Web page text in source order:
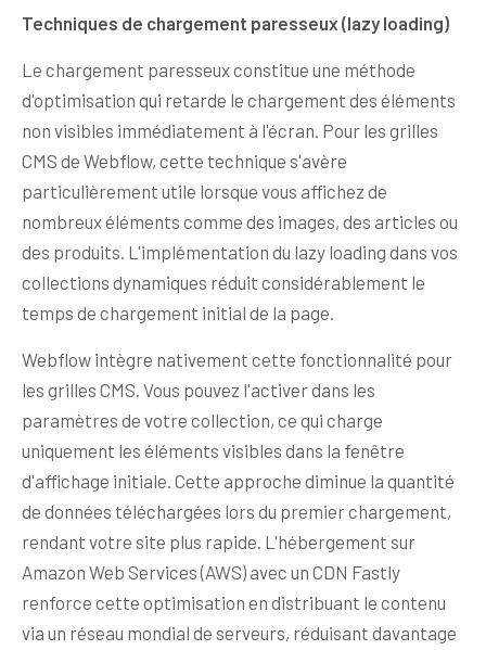
Techniques de chargement paresseux (lazy loading)
Le chargement paresseux constitue une méthode
d'optimisation qui retarde le chargement des éléments
non visibles immédiatement à l'écran. Pour les grilles
CMS de Webflow, cette technique s'avère
particulièrement utile lorsque vous affichez de
nombreux éléments comme des images, des articles ou
des produits. L'implémentation du lazy loading dans vos
collections dynamiques réduit considérablement le
temps de chargement initial de la page.
Webflow intègre nativement cette fonctionnalité pour
les grilles CMS. Vous pouvez l'activer dans les
paramètres de votre collection, ce qui charge
uniquement les éléments visibles dans la fenêtre
d'affichage initiale. Cette approche diminue la quantité
de données téléchargées lors du premier chargement,
rendant votre site plus rapide. L'hébergement sur
Amazon Web Services (AWS) avec un CDN Fastly
renforce cette optimisation en distribuant le contenu
via un réseau mondial de serveurs, réduisant davantage